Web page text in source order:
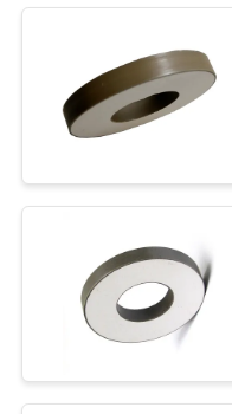
ควบคุม
คุณภาพ
ติดต่อ
แพทย์ล้ำ
สะอาด